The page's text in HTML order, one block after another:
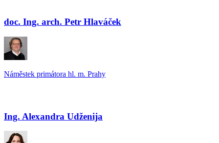
doc. Ing. arch. Petr Hlaváček
Náměstek primátora hl. m. Prahy
Ing. Alexandra Udženija